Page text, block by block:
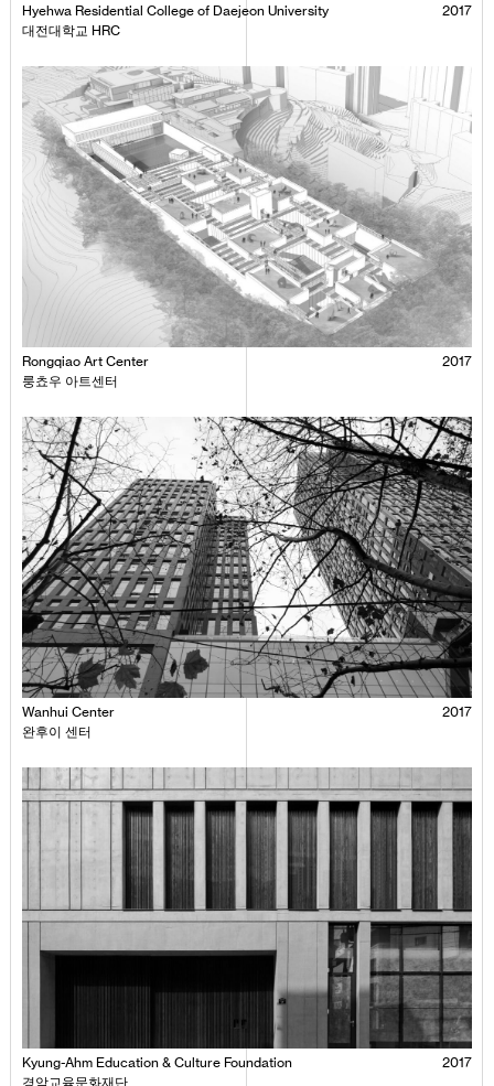
2017
Hyehwa Residential College of Daejeon University
대전대학교 HRC
2017
Rongqiao Art Center
룽쵸우 아트센터
2017
Wanhui Center
완후이 센터
2017
Kyung-Ahm Education & Culture Foundation
경암교육문화재단